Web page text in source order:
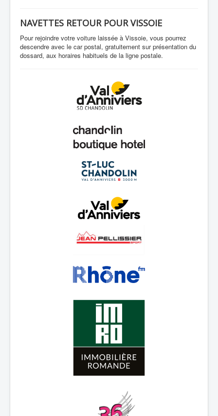
NAVETTES RETOUR POUR VISSOIE
Pour rejoindre votre voiture laissée à Vissoie, vous pourrez
descendre avec le car postal, gratuitement sur présentation du
dossard, aux horaires habituels de la ligne postale.